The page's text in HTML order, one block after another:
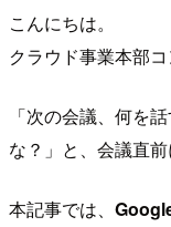
こんにちは。
クラウド事業本部
「次の会議、何を
な？」と、会議直
本記事では、